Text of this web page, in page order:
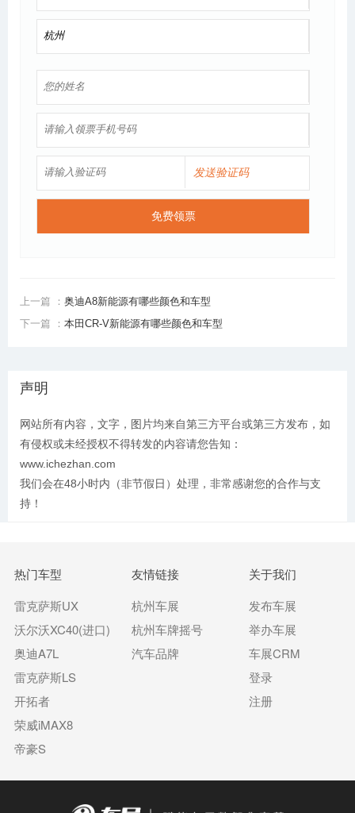
发送验证码
免费领票
上一篇 ： 奥迪A8新能源有哪些颜色和车型
下一篇 ： 本田CR-V新能源有哪些颜色和车型
声明
网站所有内容，文字，图片均来自第三方平台或第三方发布，如
有侵权或未经授权不得转发的内容请您告知：
www.ichezhan.com
我们会在48小时内（非节假日）处理，非常感谢您的合作与支
持！
热门车型
雷克萨斯UX
沃尔沃XC40(进口)
奥迪A7L
雷克萨斯LS
开拓者
荣威iMAX8
帝豪S
友情链接
杭州车展
杭州车牌摇号
汽车品牌
关于我们
发布车展
举办车展
车展CRM
登录
注册